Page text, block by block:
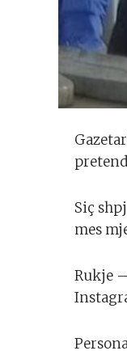
Siç
mes
Rukje